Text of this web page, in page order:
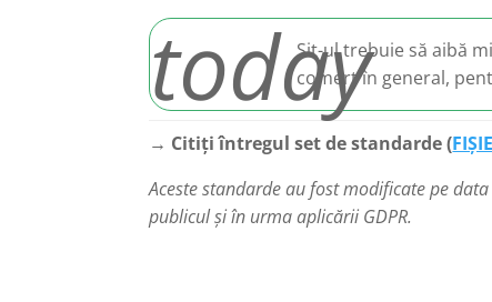
todaySit-ul trebuie să aibă
comerț în general,
→ Citiți întregul set de standarde (
Aceste standarde au fost modificate pe
publicul și în urma aplicării GDPR.